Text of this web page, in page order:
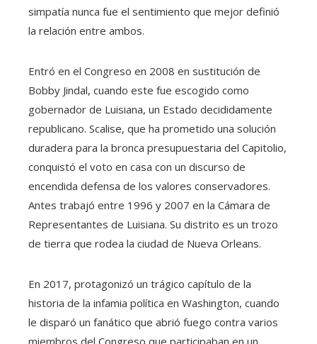
simpatía nunca fue el sentimiento que mejor definió
la relación entre ambos.
Entró en el Congreso en 2008 en sustitución de
Bobby Jindal, cuando este fue escogido como
gobernador de Luisiana, un Estado decididamente
republicano. Scalise, que ha prometido una solución
duradera para la bronca presupuestaria del Capitolio,
conquistó el voto en casa con un discurso de
encendida defensa de los valores conservadores.
Antes trabajó entre 1996 y 2007 en la Cámara de
Representantes de Luisiana. Su distrito es un trozo
de tierra que rodea la ciudad de Nueva Orleans.
En 2017, protagonizó un trágico capítulo de la
historia de la infamia política en Washington, cuando
le disparó un fanático que abrió fuego contra varios
miembros del Congreso que participaban en un